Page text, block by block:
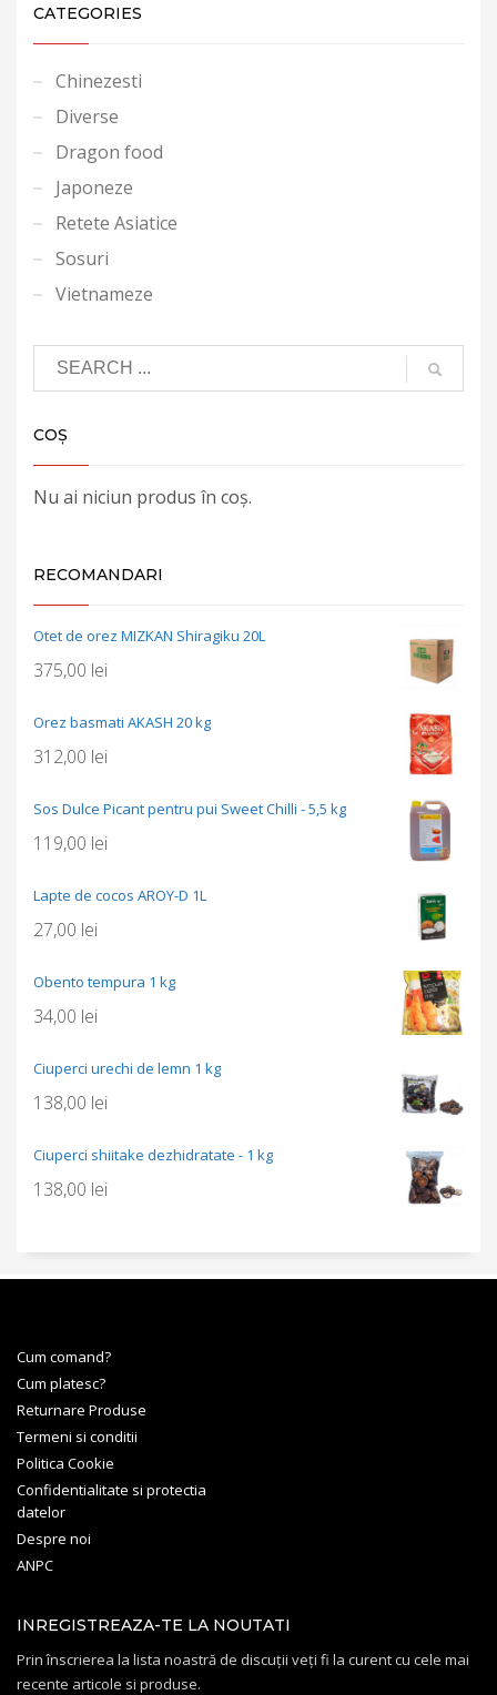
CATEGORIES
Chinezesti
Diverse
Dragon food
Japoneze
Retete Asiatice
Sosuri
Vietnameze
COȘ
Nu ai niciun produs în coș.
RECOMANDARI
Otet de orez MIZKAN Shiragiku 20L
375,00 lei
Orez basmati AKASH 20 kg
312,00 lei
Sos Dulce Picant pentru pui Sweet Chilli - 5,5 kg
119,00 lei
Lapte de cocos AROY-D 1L
27,00 lei
Obento tempura 1 kg
34,00 lei
Ciuperci urechi de lemn 1 kg
138,00 lei
Ciuperci shiitake dezhidratate - 1 kg
138,00 lei
Cum comand?
Cum platesc?
Returnare Produse
Termeni si conditii
Politica Cookie
Confidentialitate si protectia
datelor
Despre noi
ANPC
INREGISTREAZA-TE LA NOUTATI
Prin înscrierea la lista noastră de discuții veți fi la curent cu cele mai
recente articole si produse.